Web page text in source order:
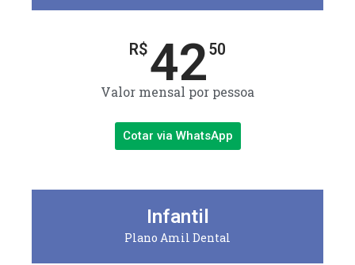
R$4250
Valor mensal por pessoa
Cotar via WhatsApp
Infantil
Plano Amil Dental